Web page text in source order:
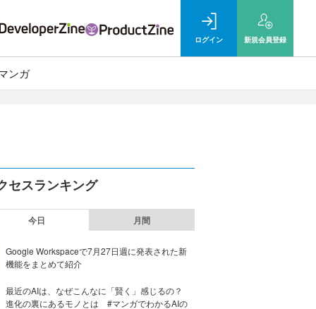
ログイン 新規会員登録
ンガ
セスランキング
今日 月間
Google Workspaceで7月27日週に発表された新
機能をまとめて紹介
最近のAIは、なぜこんなに「賢く」感じるの？
進化の裏にあるモノとは #マンガでわかるAIの